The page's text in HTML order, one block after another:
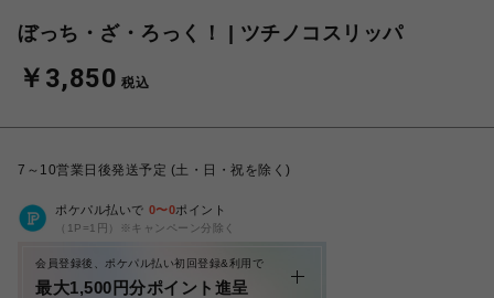
ぼっち・ざ・ろっく！ | ツチノコスリッパ
￥3,850 税込
7～10営業日後発送予定 (土・日・祝を除く)
ポケパル払いで 0〜0ポイント
（1P=1円）※キャンペーン分除く
会員登録後、ポケパル払い初回登録&利用で
最大1,500円分ポイント進呈